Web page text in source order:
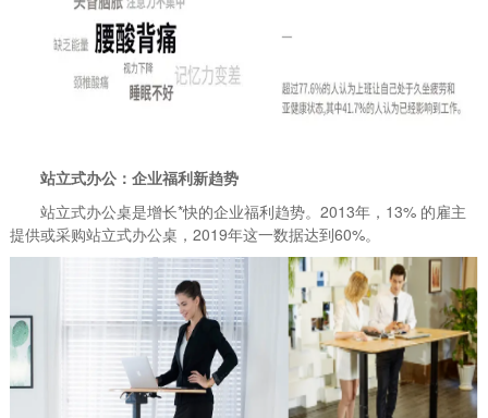
站立式办公：企业福利新趋势
站立式办公桌是增长*快的企业福利趋势。2013年，13% 的雇主
提供或采购站立式办公桌，2019年这一数据达到60%。